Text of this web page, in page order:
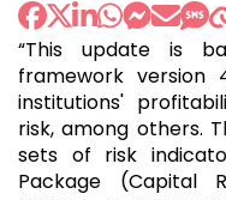
“This update is
framework version
institutions'
risk, among others.
sets of risk
Package (Capital